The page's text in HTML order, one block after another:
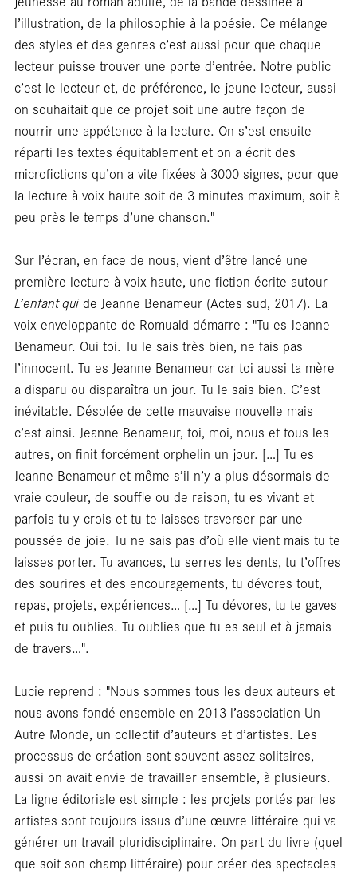
l’illustration, de la philosophie à la poésie. Ce mélange
des styles et des genres c’est aussi pour que chaque
lecteur puisse trouver une porte d’entrée. Notre public
c’est le lecteur et, de préférence, le jeune lecteur, aussi
on souhaitait que ce projet soit une autre façon de
nourrir une appétence à la lecture. On s’est ensuite
réparti les textes équitablement et on a écrit des
microfictions qu’on a vite fixées à 3000 signes, pour que
la lecture à voix haute soit de 3 minutes maximum, soit à
peu près le temps d’une chanson."
Sur l’écran, en face de nous, vient d’être lancé une
première lecture à voix haute, une fiction écrite autour
L’enfant quide Jeanne Benameur (Actes sud, 2017). La
voix enveloppante de Romuald démarre : "Tu es Jeanne
Benameur. Oui toi. Tu le sais très bien, ne fais pas
l’innocent. Tu es Jeanne Benameur car toi aussi ta mère
a disparu ou disparaîtra un jour. Tu le sais bien. C’est
inévitable. Désolée de cette mauvaise nouvelle mais
c’est ainsi. Jeanne Benameur, toi, moi, nous et tous les
autres, on finit forcément orphelin un jour. […] Tu es
Jeanne Benameur et même s’il n’y a plus désormais de
vraie couleur, de souffle ou de raison, tu es vivant et
parfois tu y crois et tu te laisses traverser par une
poussée de joie. Tu ne sais pas d’où elle vient mais tu te
laisses porter. Tu avances, tu serres les dents, tu t’offres
des sourires et des encouragements, tu dévores tout,
repas, projets, expériences… […] Tu dévores, tu te gaves
et puis tu oublies. Tu oublies que tu es seul et à jamais
de travers…".
Lucie reprend : "Nous sommes tous les deux auteurs et
nous avons fondé ensemble en 2013 l’association Un
Autre Monde, un collectif d’auteurs et d’artistes. Les
processus de création sont souvent assez solitaires,
aussi on avait envie de travailler ensemble, à plusieurs.
La ligne éditoriale est simple : les projets portés par les
artistes sont toujours issus d’une œuvre littéraire qui va
générer un travail pluridisciplinaire. On part du livre (quel
que soit son champ littéraire) pour créer des spectacles